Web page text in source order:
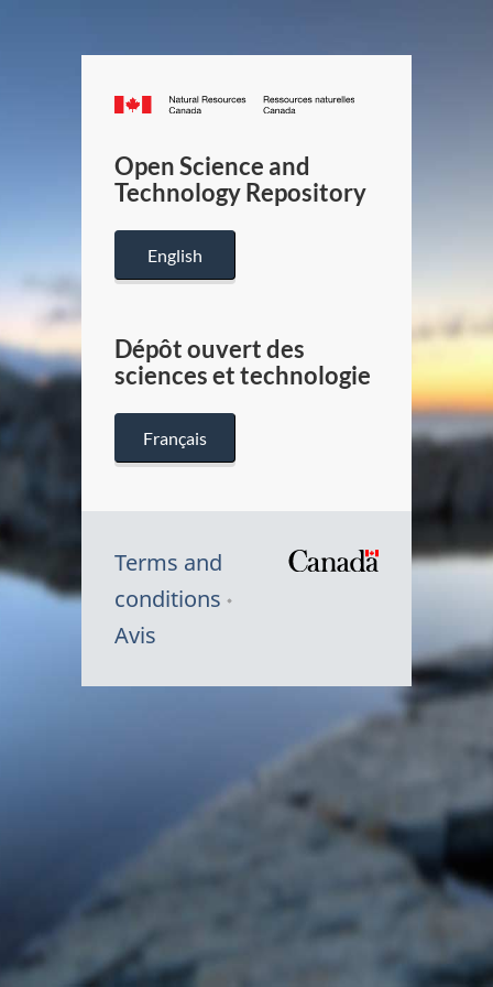
Canada.ca
/
Canada
Open Science and
Technology Repository
English
Dépôt ouvert des
sciences et technologie
Français
Terms and
conditions
Avis
du